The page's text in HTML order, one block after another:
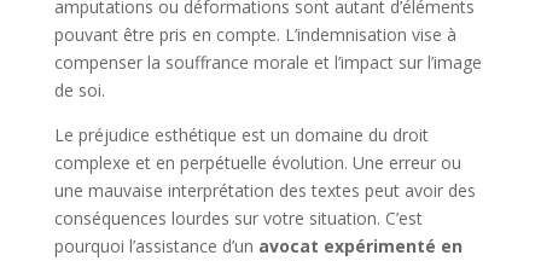
amputations ou déformations sont autant d’éléments
pouvant être pris en compte. L’indemnisation vise à
compenser la souffrance morale et l’impact sur l’image
de soi.
Le préjudice esthétique est un domaine du droit
complexe et en perpétuelle évolution. Une erreur ou
une mauvaise interprétation des textes peut avoir des
conséquences lourdes sur votre situation. C’est
pourquoi l’assistance d’un avocat expérimenté en